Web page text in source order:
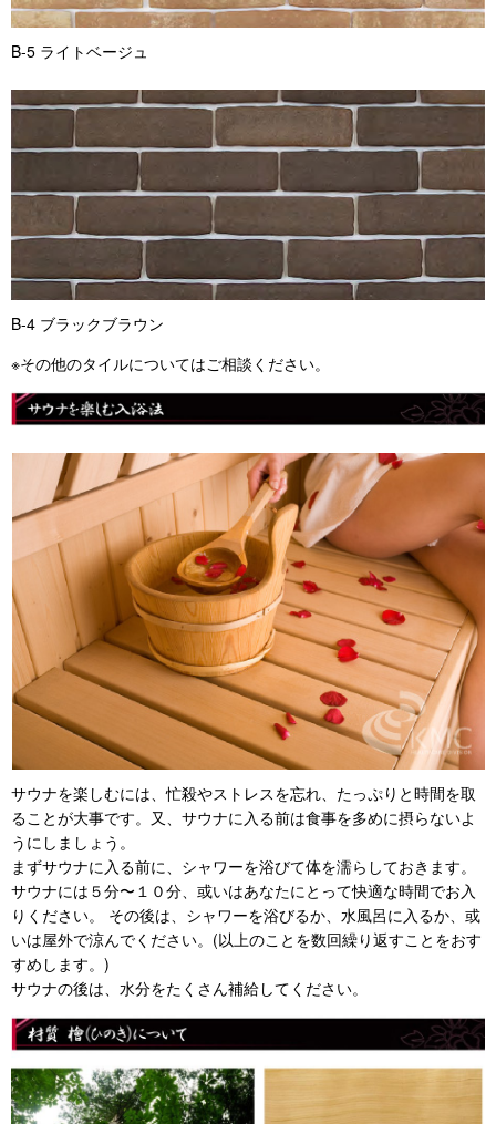
B-5 ライトベージュ
B-4 ブラックブラウン
※その他のタイルについてはご相談ください。
サウナを楽しむには、忙殺やストレスを忘れ、たっぷりと時間を取
ることが大事です。又、サウナに入る前は食事を多めに摂らないよ
うにしましょう。
まずサウナに入る前に、シャワーを浴びて体を濡らしておきます。
サウナには５分〜１０分、或いはあなたにとって快適な時間でお入
りください。 その後は、シャワーを浴びるか、水風呂に入るか、或
いは屋外で涼んでください。(以上のことを数回繰り返すことをおす
すめします。)
サウナの後は、水分をたくさん補給してください。